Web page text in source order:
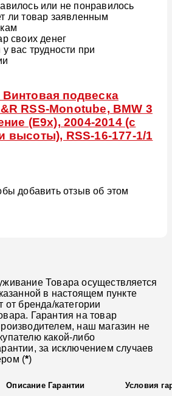
или не понравилось
ли товар заявленным
своих денег
вас трудности при
подвеска
RSS-Monotube, BMW 3
(E9x), 2004-2014 (с
высоты), RSS-16-177-1/1
добавить отзыв об этом
Товара осуществляется
в настоящем пункте
от бренда/категории
Гарантия на товар
наш магазин не
какой-либо
за исключением случаев
(*)
Описание Гарантии Условия